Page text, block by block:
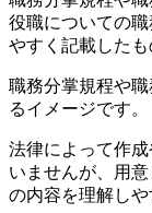
役職についての
やすく記載したも
職務分掌規程や
るイメージです。
法律によって作
いませんが、用
の内容を理解しや